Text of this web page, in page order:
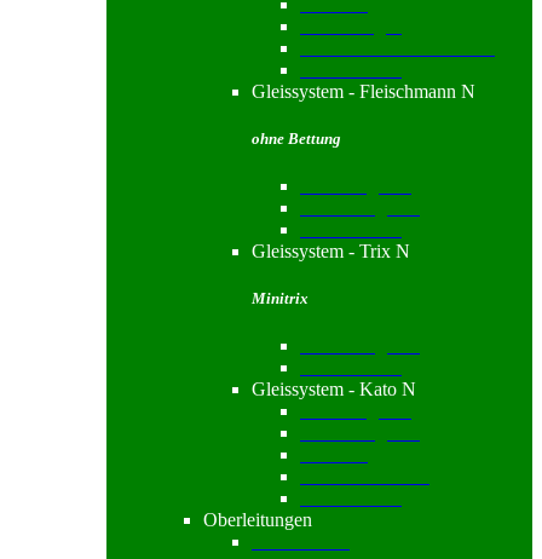
Gleissystem - Fleischmann N
ohne Bettung
Gleissystem - Trix N
Minitrix
Gleissystem - Kato N
Oberleitungen